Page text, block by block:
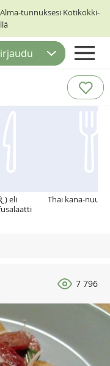
tunnuksesi Kotikokki-
) eli
Thai kana-
7 796